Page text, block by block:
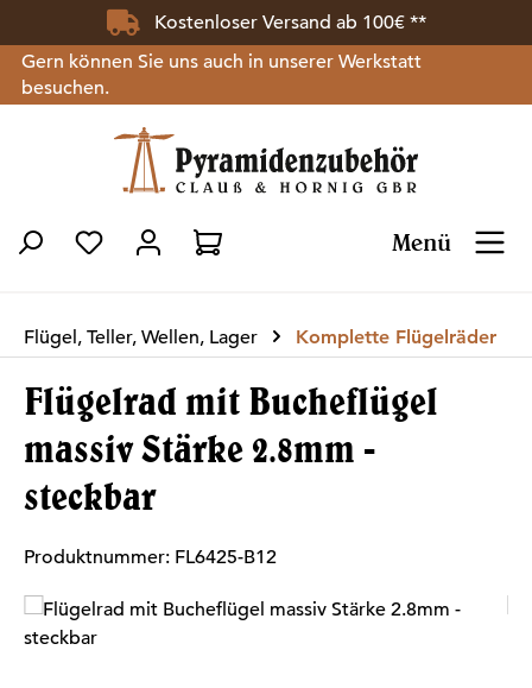
Zum Hauptinhalt springenKostenloser Versand ab 100€ **
Gern können Sie uns auch in unserer Werkstatt
besuchen.
Menü
Du hast 0 Produkte auf dem Merkzettel
Flügel, Teller, Wellen, Lager Komplette Flügelräder
Flügelrad mit Bucheflügel
massiv Stärke 2.8mm -
steckbar
Produktnummer: FL6425-B12
Bildergalerie überspringen